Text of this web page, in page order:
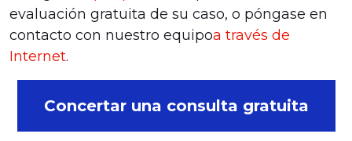
evaluación gratuita de su caso, o póngase en
contacto con nuestro equipoa través de
Internet.
Concertar una consulta gratuita